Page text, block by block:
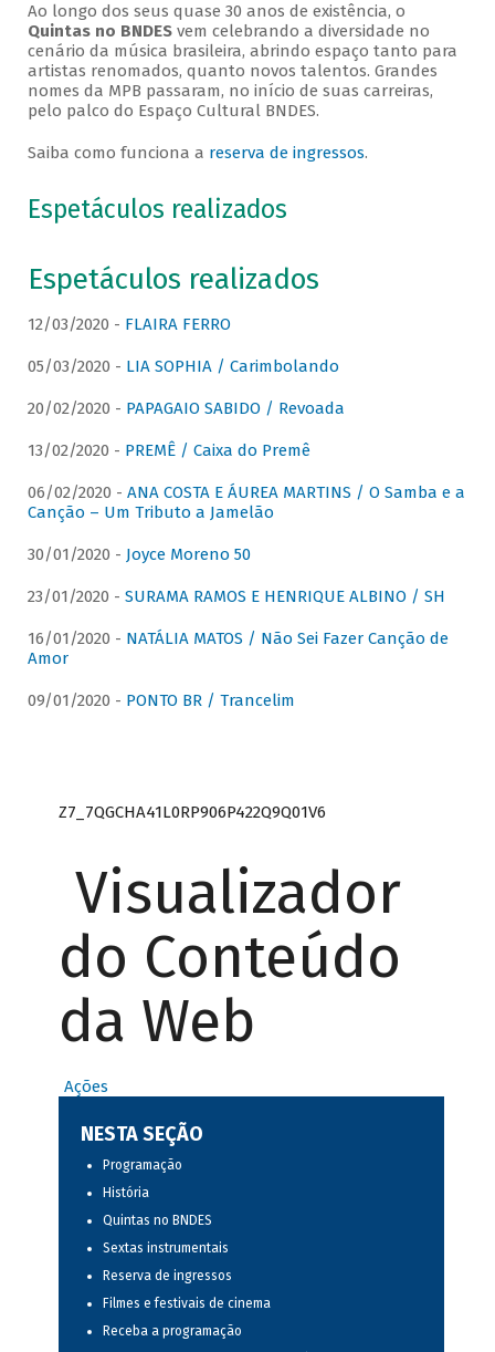
Ao longo dos seus quase 30 anos de existência, o
Quintas no BNDESvem celebrando a diversidade no
cenário da música brasileira, abrindo espaço tanto para
artistas renomados, quanto novos talentos. Grandes
nomes da MPB passaram, no início de suas carreiras,
pelo palco do Espaço Cultural BNDES.
Saiba como funciona a reserva de ingressos.
Espetáculos realizados
Espetáculos realizados
12/03/2020 - FLAIRA FERRO
05/03/2020 - LIA SOPHIA / Carimbolando
20/02/2020 - PAPAGAIO SABIDO / Revoada
13/02/2020 - PREMÊ / Caixa do Premê
06/02/2020 - ANA COSTA E ÁUREA MARTINS / O Samba e a
Canção – Um Tributo a Jamelão
30/01/2020 - Joyce Moreno 50
23/01/2020 - SURAMA RAMOS E HENRIQUE ALBINO / SH
16/01/2020 - NATÁLIA MATOS / Não Sei Fazer Canção de
Amor
09/01/2020 - PONTO BR / Trancelim
Z7_7QGCHA41L0RP906P422Q9Q01V6
Visualizador
do Conteúdo
da Web
Ações
NESTA SEÇÃO
Programação
História
Quintas no BNDES
Sextas instrumentais
Reserva de ingressos
Filmes e festivais de cinema
Receba a programação